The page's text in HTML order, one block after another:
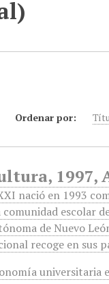
Ordenar por:
1997,
nació en 1993
escolar
de Nuevo
recoge en sus
universitaria